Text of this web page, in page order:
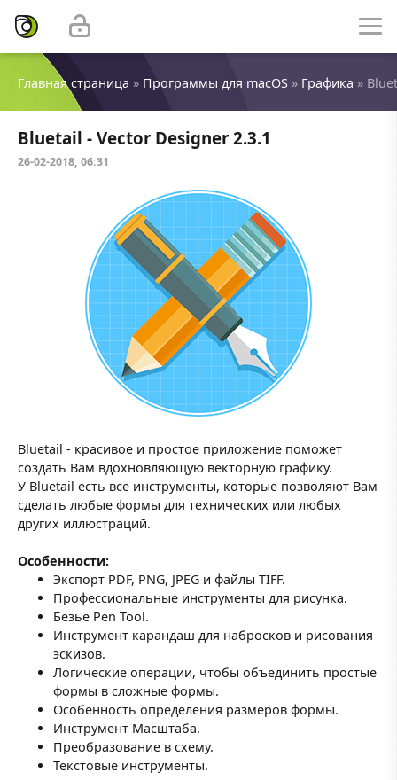
Главная страница » Программы для macOS » Графика »
Bluetail - Vector Designer 2.3.1
26-02-2018, 06:31
Bluetail - красивое и простое приложение поможет
создать Вам вдохновляющую векторную графику.
У Bluetail есть все инструменты, которые позволяют Вам
сделать любые формы для технических или любых
других иллюстраций.
Особенности:
Экспорт PDF, PNG, JPEG и файлы TIFF.
Профессиональные инструменты для рисунка.
Безье Pen Tool.
Инструмент карандаш для набросков и рисования
эскизов.
Логические операции, чтобы объединить простые
формы в сложные формы.
Особенность определения размеров формы.
Инструмент Масштаба.
Преобразование в схему.
Текстовые инструменты.